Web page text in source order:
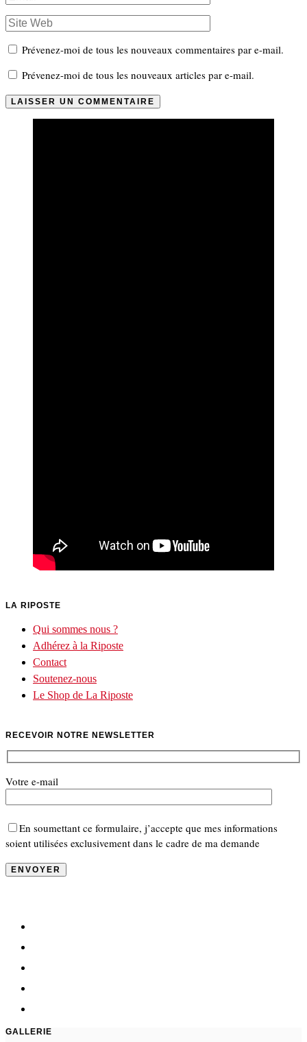
Prévenez-moi de tous les nouveaux commentaires par e-mail.
Prévenez-moi de tous les nouveaux articles par e-mail.
LA RIPOSTE
Qui sommes nous ?
Adhérez à la Riposte
Contact
Soutenez-nous
Le Shop de La Riposte
RECEVOIR NOTRE NEWSLETTER
Votre e-mail
En soumettant ce formulaire, j’accepte que mes informations
soient utilisées exclusivement dans le cadre de ma demande
GALLERIE